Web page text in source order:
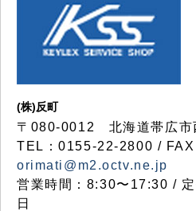
(株)反町
〒080-0012 北海道帯広市
TEL：0155-22-2800 /
orimati@m2.octv.ne.jp
営業時間：8:30〜17:30 /
日